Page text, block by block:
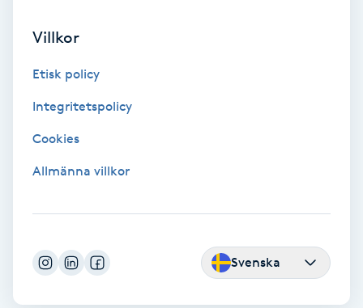
Dermapen
Extensions
Villkor
Etisk policy
Integritetspolicy
Cookies
Allmänna villkor
Svenska